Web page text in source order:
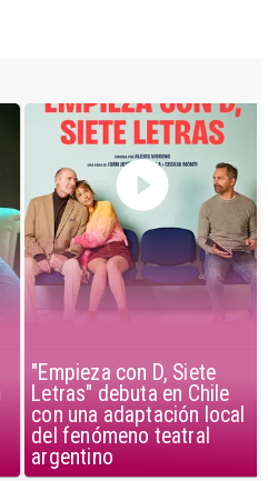
"Empieza con D, Siete
Letras" debuta en Chile
con una adaptación local
del fenómeno teatral
argentino